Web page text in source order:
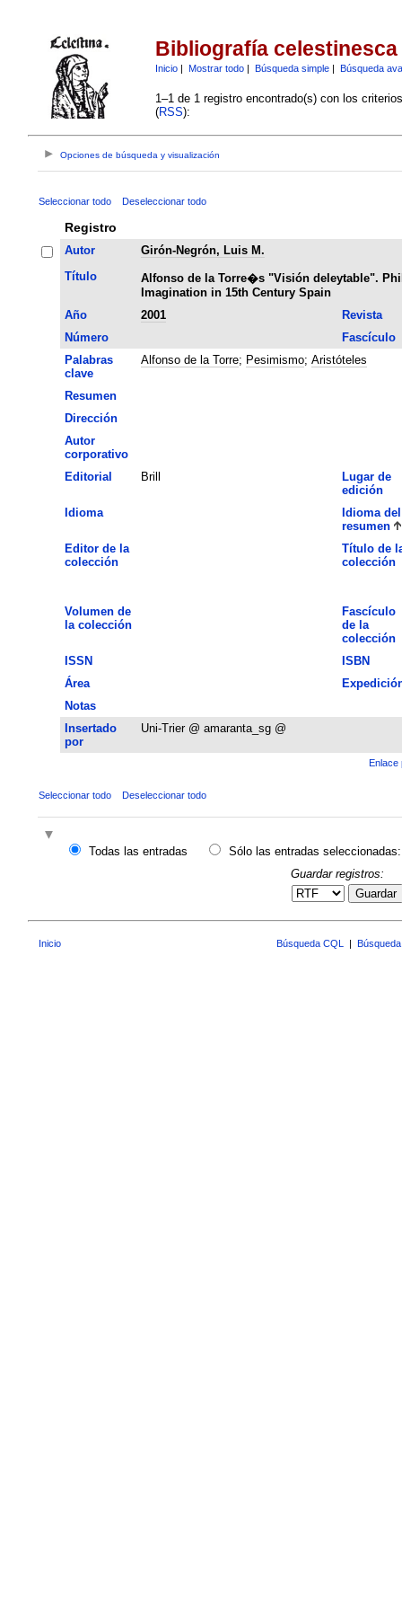
Bibliografía celestinesca
Inicio| Mostrar todo| Búsqueda simple| Búsqueda
1–1 de 1 registro encontrado(s) con los
(RSS):
Opciones de búsqueda y visualización
Seleccionar todo Deseleccionar todo
Registro
Autor
Girón-Negrón, Luis M.
Título
Alfonso de la Torre�s "Visión deleytable".
Imagination in 15th Century Spain
Año
2001
Revista
Número
Fascículo
Palabras
clave
Alfonso de la Torre; Pesimismo; Aristóteles
Resumen
Dirección
Autor
corporativo
Editorial
Brill
Lugar de
edición
Idioma
Idioma del
resumen
Editor de la
colección
Título de
colección
Volumen de
la colección
Fascículo
de la
colección
ISSN
ISBN
Área
Notas
Insertado
por
Uni-Trier @ amaranta_sg @
Enlace
Seleccionar todo Deseleccionar todo
Todas las entradas
Sólo las entradas seleccionadas:
Guardar registros:
Guardar
Inicio Búsqueda CQL